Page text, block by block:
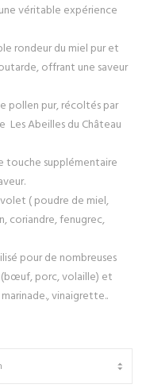
une véritable expérience
rondeur du miel pur et
offrant une saveur
pollen pur, récoltés par
Abeilles du Château
touche supplémentaire
( poudre de miel,
coriandre, fenugrec,
pour de nombreuses
(bœuf, porc, volaille) et
vinaigrette..